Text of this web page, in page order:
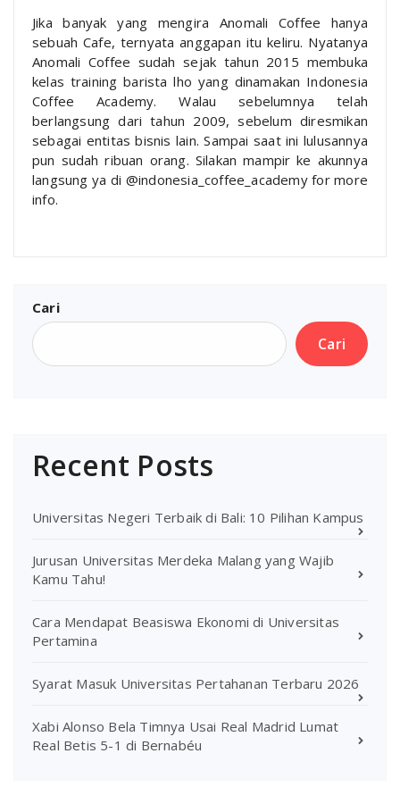
Jika banyak yang mengira Anomali Coffee hanya
sebuah Cafe, ternyata anggapan itu keliru. Nyatanya
Anomali Coffee sudah sejak tahun 2015 membuka
kelas training barista lho yang dinamakan Indonesia
Coffee Academy. Walau sebelumnya telah
berlangsung dari tahun 2009, sebelum diresmikan
sebagai entitas bisnis lain. Sampai saat ini lulusannya
pun sudah ribuan orang. Silakan mampir ke akunnya
langsung ya di @indonesia_coffee_academy for more
info.
Cari
Cari
Recent Posts
Universitas Negeri Terbaik di Bali: 10 Pilihan Kampus
Jurusan Universitas Merdeka Malang yang Wajib
Kamu Tahu!
Cara Mendapat Beasiswa Ekonomi di Universitas
Pertamina
Syarat Masuk Universitas Pertahanan Terbaru 2026
Xabi Alonso Bela Timnya Usai Real Madrid Lumat
Real Betis 5-1 di Bernabéu